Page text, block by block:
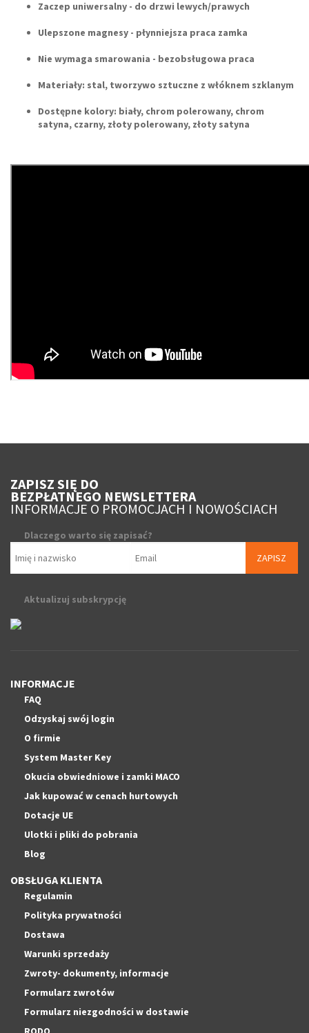
Zaczep uniwersalny - do drzwi lewych/prawych
Ulepszone magnesy - płynniejsza praca zamka
Nie wymaga smarowania - bezobsługowa praca
Materiały: stal, tworzywo sztuczne z włóknem szklanym
Dostępne kolory: biały, chrom polerowany, chrom
satyna, czarny, złoty polerowany, złoty satyna
ZAPISZ SIĘ DO
BEZPŁATNEGO NEWSLETTERA
INFORMACJE O PROMOCJACH I NOWOŚCIACH
Dlaczego warto się zapisać?
ZAPISZ
Aktualizuj subskrypcję
INFORMACJE
FAQ
Odzyskaj swój login
O firmie
System Master Key
Okucia obwiedniowe i zamki MACO
Jak kupować w cenach hurtowych
Dotacje UE
Ulotki i pliki do pobrania
Blog
OBSŁUGA KLIENTA
Regulamin
Polityka prywatności
Dostawa
Warunki sprzedaży
Zwroty- dokumenty, informacje
Formularz zwrotów
Formularz niezgodności w dostawie